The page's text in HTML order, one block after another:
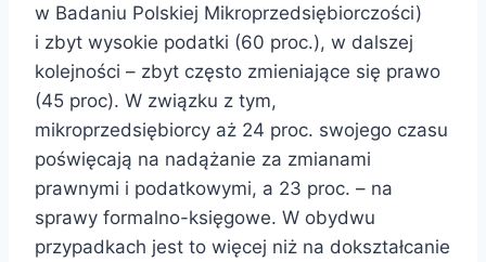
w Badaniu Polskiej Mikroprzedsiębiorczości)
i zbyt wysokie podatki (60 proc.), w dalszej
kolejności – zbyt często zmieniające się prawo
(45 proc). W związku z tym,
mikroprzedsiębiorcy aż 24 proc. swojego czasu
poświęcają na nadążanie za zmianami
prawnymi i podatkowymi, a 23 proc. – na
sprawy formalno-księgowe. W obydwu
przypadkach jest to więcej niż na dokształcanie